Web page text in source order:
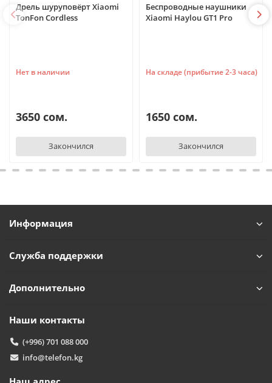
Дрель шуруповёрт Xiaomi
TonFon Cordless
Нет в наличии
3650 сом.
Закончился
Беспроводные наушники
Xiaomi Haylou GT1 Pro
На складе (прибытие 2-3 часа)
1650 сом.
Закончился
Информация
Служба поддержки
Дополнительно
Наши контакты
(+996) 701 088 000
info@telefon.kg